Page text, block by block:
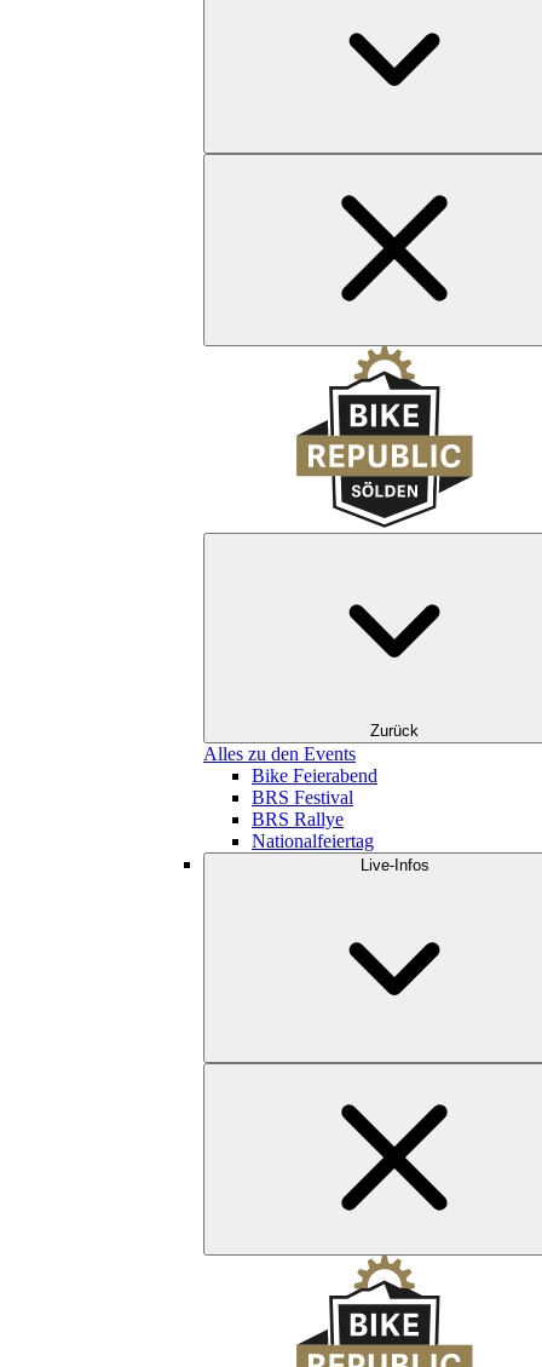
Zurück
Alles zu den Events
Bike Feierabend
BRS Festival
BRS Rallye
Nationalfeiertag
Live-Infos